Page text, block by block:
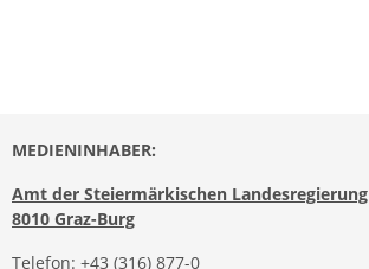
MEDIENINHABER:
Amt der Steiermärkischen Landesregierung
8010 Graz-Burg
Telefon: +43 (316) 877-0